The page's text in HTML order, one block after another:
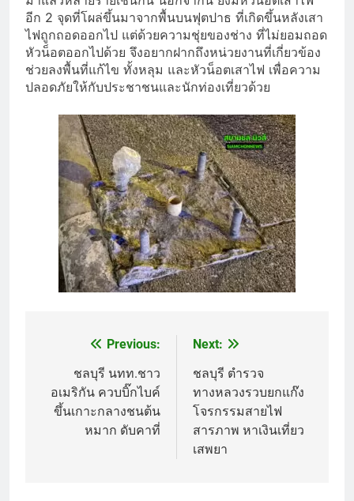
อีก 2 จุดที่โผล่ขึ้นมาจากพื้นบนฟุตปาธ ที่เกิดขึ้นหลังเสา
ไฟถูกถอดออกไป แต่ด้วยความชุ่ยของช่าง ที่ไม่ยอมถอด
หัวน็อตออกไปด้วย จึงอยากฝากถึงหน่วยงานที่เกี่ยวข้อง
ช่วยลงพื้นที่แก้ไข ทั้งหลุม และหัวน็อตเสาไฟ เพื่อความ
ปลอดภัยให้กับประชาชนและนักท่องเที่ยวด้วย
navigation
Previous:
ชลบุรี นทท.ชาว
อเมริกัน ควบบิ๊กไบค์
ขึ้นเกาะกลางชนต้น
หมาก ดับคาที่
Next:
ชลบุรี ตำรวจ
ทางหลวงรวบยกแก๊ง
โจรกรรมสายไฟ
สารภาพ หาเงินเที่ยว
เสพยา